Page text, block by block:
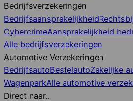
Bedrijfsverzekeringen
Bedrijfsaansprakelijkheid
CybercrimeAansprakelijkheid
Alle bedrijfsverzekeringen
Automotive Verzekeringen
BedrijfsautoBestelautoZakelijke
WagenparkAlle automotive
Direct naar..